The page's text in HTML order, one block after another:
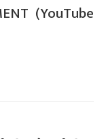
(YouTube